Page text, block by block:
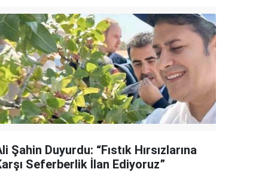
Şahin Duyurdu: “Fıstık Hırsızlarına
Seferberlik İlan Ediyoruz”